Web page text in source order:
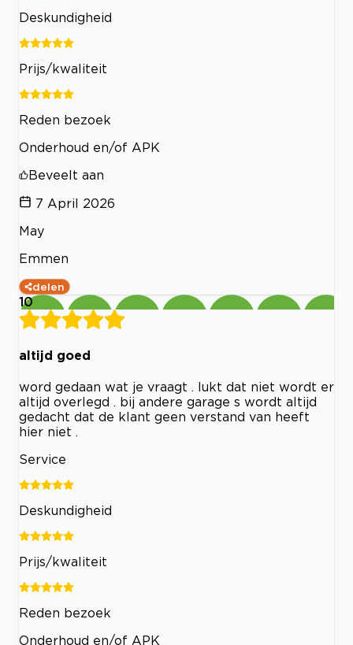
Deskundigheid
Prijs/kwaliteit
Reden bezoek
Onderhoud en/of APK
Beveelt aan
7 April 2026
May
Emmen
delen
10
altijd goed
word gedaan wat je vraagt . lukt dat niet wordt er
altijd overlegd . bij andere garage s wordt altijd
gedacht dat de klant geen verstand van heeft
hier niet .
Service
Deskundigheid
Prijs/kwaliteit
Reden bezoek
Onderhoud en/of APK